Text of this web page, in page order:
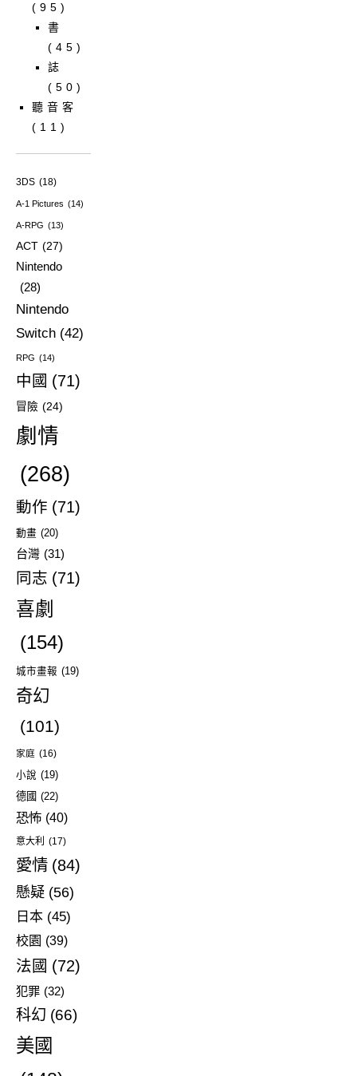
(95)
書
(45)
誌
(50)
聽音客
(11)
3DS (18)
A-1 Pictures (14)
A-RPG (13)
ACT (27)
Nintendo
(28)
Nintendo
Switch (42)
RPG (14)
中國 (71)
冒險 (24)
劇情
(268)
動作 (71)
動畫 (20)
台灣 (31)
同志 (71)
喜劇
(154)
城市畫報 (19)
奇幻
(101)
家庭 (16)
小說 (19)
德國 (22)
恐怖 (40)
意大利 (17)
愛情 (84)
懸疑 (56)
日本 (45)
校園 (39)
法國 (72)
犯罪 (32)
科幻 (66)
美國